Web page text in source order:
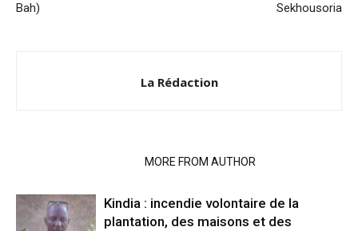
Bah)
Sekhousoria
La Rédaction
MORE FROM AUTHOR
Kindia : incendie volontaire de la
plantation, des maisons et des